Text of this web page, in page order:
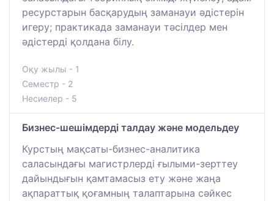
ресурстарын басқарудың заманауи әдістерін
игеру; практикада заманауи тәсілдер мен
әдістерді қолдана білу.
Оқу жылы - 1
Семестр - 2
Несиелер - 5
Бизнес-шешімдерді талдау және модельдеу
Курстың мақсаты-бизнес-аналитика
саласындағы магистрлерді ғылыми-зерттеу
дайындығын қамтамасыз ету және жаңа
ақпараттық қоғамның талаптарына сәйкес